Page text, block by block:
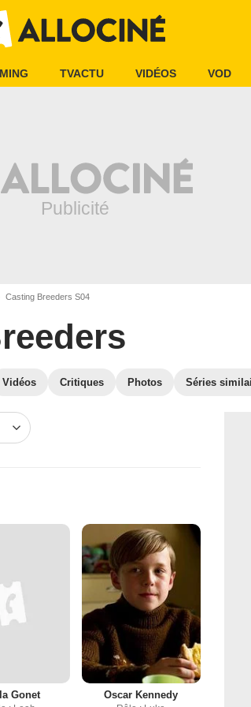
TVACTU VIDÉOS VOD
Casting Breeders S04
Vidéos Critiques Photos Séries
Gonet Oscar Kennedy